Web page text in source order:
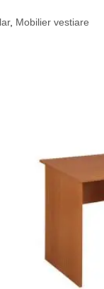
, Mobilier vestiare